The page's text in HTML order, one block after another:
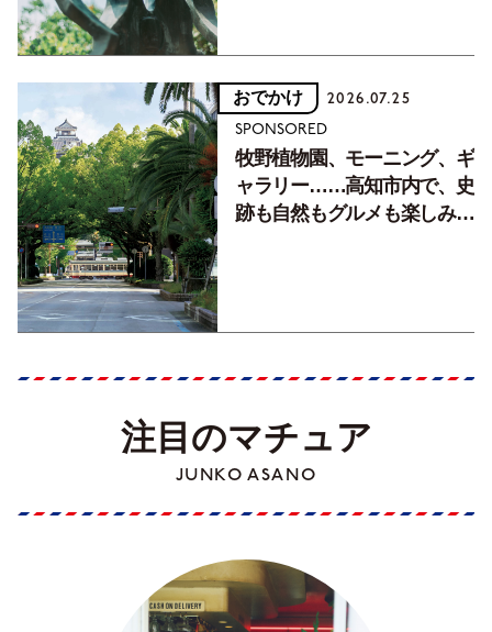
おでかけ 2026.07.25
SPONSORED
牧野植物園、モーニング、ギ
ャラリー……高知市内で、史
跡も自然もグルメも楽しみ尽
注目のマチュア
JUNKO ASANO